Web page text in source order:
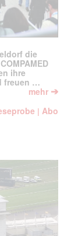
die
ihre
freuen …
mehr ➔
|Abo